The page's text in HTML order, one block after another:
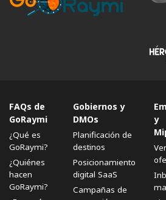
FAQs de
GoRaymi
¿Qué es
GoRaymi?
¿Quiénes
hacen
GoRaymi?
Gobiernos y
DMOs
Planificación de
destinos
Posicionamiento
digital SaaS
Campañas de
y